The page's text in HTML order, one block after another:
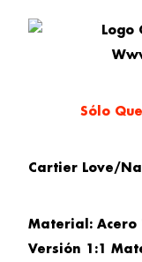
Sólo
Cartier Love/
Material: Acero
Versión 1:1